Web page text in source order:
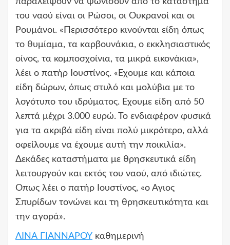
του ναού είναι οι Ρώσοι, οι Ουκρανοί και οι
Ρουμάνοι. «Περισσότερο κινούνται είδη όπως
το θυμίαμα, τα καρβουνάκια, ο εκκλησιαστικός
οίνος, τα κομποσχοίνια, τα μικρά εικονάκια»,
λέει ο πατήρ Ιουστίνος. «Εχουμε και κάποια
είδη δώρων, όπως στυλό και μολύβια με το
λογότυπο του ιδρύματος. Εχουμε είδη από 50
λεπτά μέχρι 3.000 ευρώ. Το ενδιαφέρον φυσικά
για τα ακριβά είδη είναι πολύ μικρότερο, αλλά
οφείλουμε να έχουμε αυτή την ποικιλία».
Δεκάδες καταστήματα με θρησκευτικά είδη
λειτουργούν και εκτός του ναού, από ιδιώτες.
Οπως λέει ο πατήρ Ιουστίνος, «ο Αγιος
Σπυρίδων τονώνει και τη θρησκευτικότητα και
την αγορά».
ΛΙΝΑ ΓΙΑΝΝΑΡΟΥ καθημερινή